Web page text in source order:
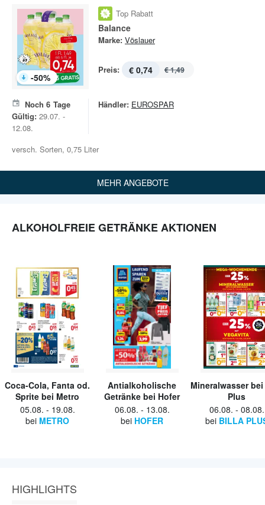
-50%
Top Rabatt
Balance
Marke: Vöslauer
Preis: € 0,74 € 1,49
Noch 6 Tage
Gültig: 29.07. -
12.08.
Händler: EUROSPAR
versch. Sorten, 0,75 Liter
MEHR ANGEBOTE
ALKOHOLFREIE GETRÄNKE AKTIONEN
Coca-Cola, Fanta od.
Sprite bei Metro
05.08. - 19.08.
bei METRO
Antialkoholische
Getränke bei Hofer
06.08. - 13.08.
bei HOFER
Mineralwasser
Plus
06.08. - 08.08.
bei BILLA
HIGHLIGHTS